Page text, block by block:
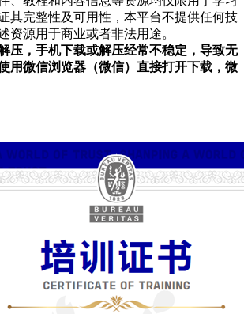
其完整性及可用性，本平台不提供任何技
资源用于商业或者非法用途。
压，手机下载或解压经常不稳定，导致无
用微信浏览器（微信）直接打开下载，微